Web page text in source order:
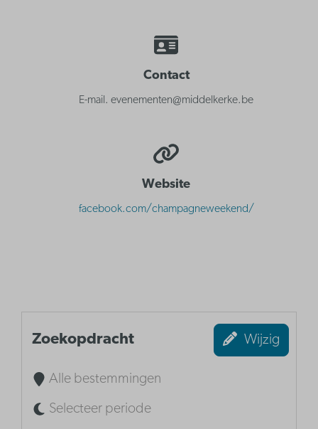
Contact
E-mail. evenementen@middelkerke.be
Website
facebook.com/champagneweekend/
Zoekopdracht Wijzig
Alle bestemmingen
Selecteer periode